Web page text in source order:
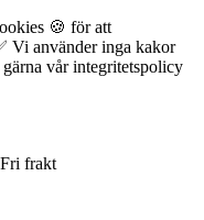
🍪 för att
Vi använder inga kakor
vår integritetspolicy
frakt